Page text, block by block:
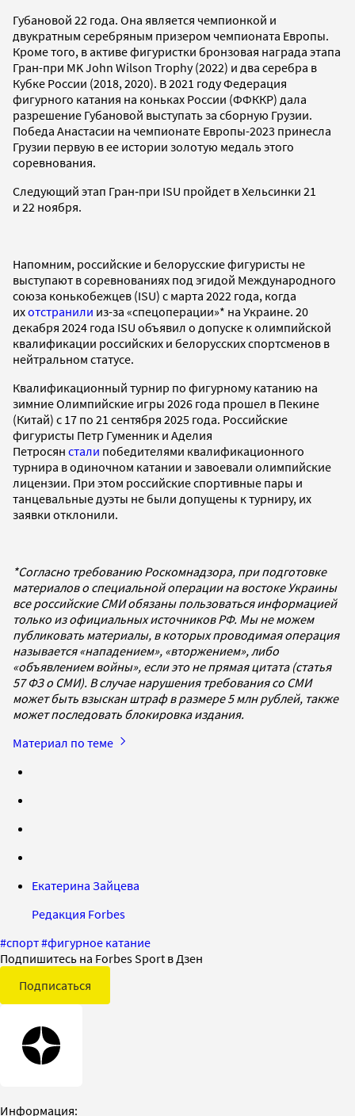
Губановой 22 года. Она является чемпионкой и
двукратным серебряным призером чемпионата Европы.
Кроме того, в активе фигуристки бронзовая награда этапа
Гран-при MK John Wilson Trophy (2022) и два серебра в
Кубке России (2018, 2020). В 2021 году Федерация
фигурного катания на коньках России (ФФККР) дала
разрешение Губановой выступать за сборную Грузии.
Победа Анастасии на чемпионате Европы-2023 принесла
Грузии первую в ее истории золотую медаль этого
соревнования.
Следующий этап Гран‑при ISU пройдет в Хельсинки 21
и 22 ноября.
Напомним, российские и белорусские фигуристы не
выступают в соревнованиях под эгидой Международного
союза конькобежцев (ISU) с марта 2022 года, когда
ихотстранили из-за «спецоперации»* на Украине. 20
декабря 2024 года ISU объявил о допуске к олимпийской
квалификации российских и белорусских спортсменов в
нейтральном статусе.
Квалификационный турнир по фигурному катанию на
зимние Олимпийские игры 2026 года прошел в Пекине
(Китай) с 17 по 21 сентября 2025 года. Российские
фигуристы Петр Гуменник и Аделия
Петросян стали победителями квалификационного
турнира в одиночном катании и завоевали олимпийские
лицензии. При этом российские спортивные пары и
танцевальные дуэты не были допущены к турниру, их
заявки отклонили.
*Согласно требованию Роскомнадзора, при подготовке
материалов о специальной операции на востоке Украины
все российские СМИ обязаны пользоваться информацией
только из официальных источников РФ. Мы не можем
публиковать материалы, в которых проводимая операция
называется «нападением», «вторжением», либо
«объявлением войны», если это не прямая цитата (статья
57 ФЗ о СМИ). В случае нарушения требования со СМИ
может быть взыскан штраф в размере 5 млн рублей, также
может последовать блокировка издания.
Материал по теме
Екатерина Зайцева
Редакция Forbes
#спорт#фигурное катание
Подпишитесь на Forbes Sport в Дзен
Подписаться
Информация: